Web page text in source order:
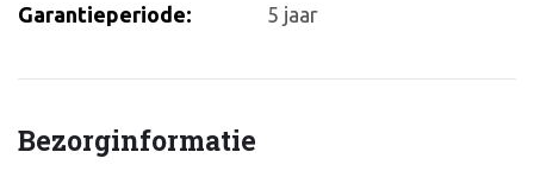
Garantieperiode:
5 jaar
Bezorginformatie